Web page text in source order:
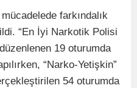
farkındalık
“En İyi Narkotik Polisi
19 oturumda
“Narko-Yetişkin”
54 oturumda